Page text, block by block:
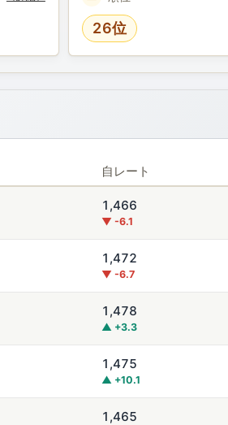
26位
自レート
1,466
▼ -6.1
1,472
▼ -6.7
1,478
▲ +3.3
1,475
▲ +10.1
1,465